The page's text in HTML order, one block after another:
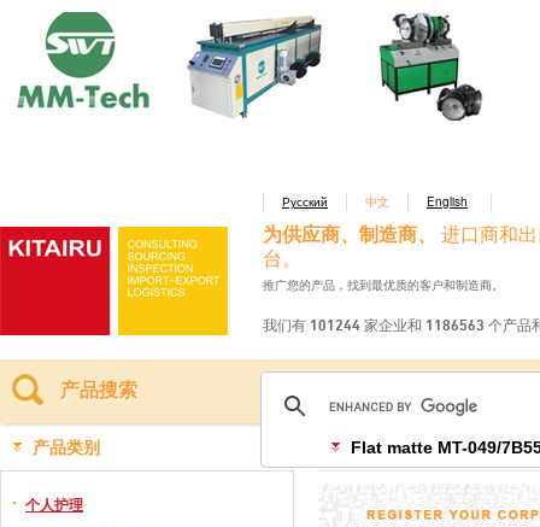
Русский 中文 English
为供应商、制造商、
进口商和
台。
推广您的产品，找到最优质的客户和制造商。
我们有 101244 家企业和 1186563 个产品
产品搜索
产品类别
个人护理
Flat matte MT-049/